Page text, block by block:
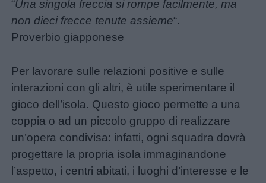
Storie
bambini
Feste
e
giornate
Filastrocche
“Una singola freccia si rompe facilmente, ma
non dieci frecce tenute assieme“.
Proverbio giapponese
Per lavorare sulle relazioni positive e sulle
interazioni con gli altri, è utile sperimentare il
gioco dell’isola. Questo gioco permette a una
coppia o ad un piccolo gruppo di realizzare
un’opera condivisa: infatti, ogni squadra dovrà
progettare la propria isola immaginandone
l’aspetto, i centri abitati, i luoghi d’interesse e le